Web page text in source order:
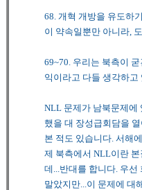
68. 개혁 개방을 유도하
이 약속일뿐만 아니라,
69~70. 우리는 북측이
익이라고 다들 생각하
NLL 문제가 남북문제에
했을 대 장성급회담을
본 적도 있습니다. 서해
제 북측에서 NLL이란
데...반대를 합니다. 우
말았지만...이 문제에 대